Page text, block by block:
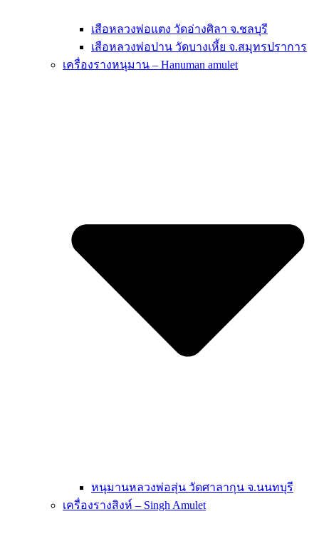
เสือหลวงพ่อแตง วัดอ่างศิลา จ.ชลบุรี
เสือหลวงพ่อปาน วัดบางเหี้ย จ.สมุทรปราการ
เครื่องรางหนุมาน – Hanuman amulet
หนุมานหลวงพ่อสุ่น วัดศาลากุน จ.นนทบุรี
เครื่องรางสิงห์ – Singh Amulet